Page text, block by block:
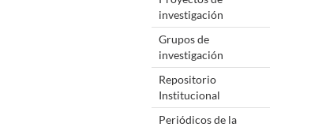
investigación
Grupos de
investigación
Repositorio
Institucional
Periódicos de la